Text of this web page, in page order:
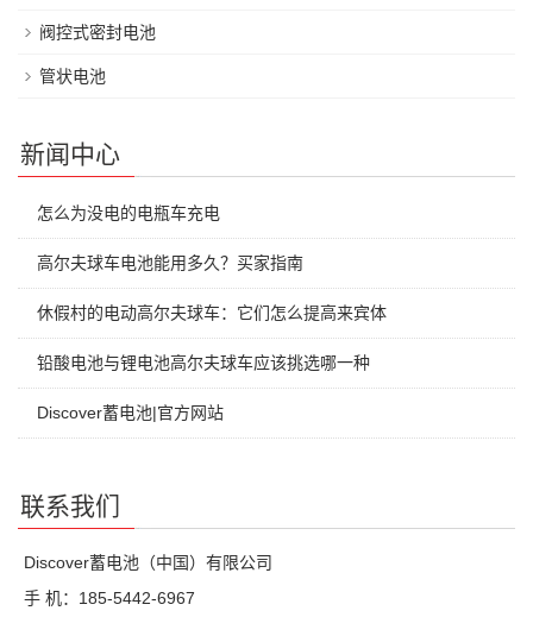
阀控式密封电池
管状电池
新闻中心
怎么为没电的电瓶车充电
高尔夫球车电池能用多久？买家指南
休假村的电动高尔夫球车：它们怎么提高来宾体
铅酸电池与锂电池高尔夫球车应该挑选哪一种
Discover蓄电池|官方网站
联系我们
Discover蓄电池（中国）有限公司
手 机：185-5442-6967